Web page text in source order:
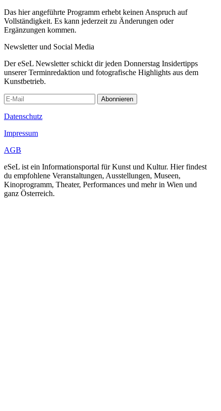
Das hier angeführte Programm erhebt keinen Anspruch auf
Vollständigkeit. Es kann jederzeit zu Änderungen oder
Ergänzungen kommen.
Newsletter und Social Media
Der eSeL Newsletter schickt dir jeden Donnerstag Insidertipps
unserer Terminredaktion und fotografische Highlights aus dem
Kunstbetrieb.
Abonnieren
Datenschutz
Impressum
AGB
eSeL ist ein Informationsportal für Kunst und Kultur. Hier findest
du empfohlene Veranstaltungen, Ausstellungen, Museen,
Kinoprogramm, Theater, Performances und mehr in Wien und
ganz Österreich.